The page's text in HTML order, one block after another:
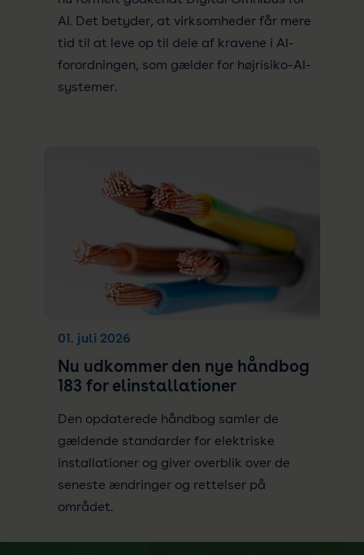
AI. Det betyder, at virksomheder får mere
tid til at leve op til dele af kravene i AI-
forordningen, som gælder for højrisiko-AI-
systemer.
01. juli 2026
Nu udkommer den nye håndbog
183 for elinstallationer
Den opdaterede håndbog samler de
gældende standarder for elektriske
installationer og giver overblik over de
seneste ændringer og rettelser på
området.